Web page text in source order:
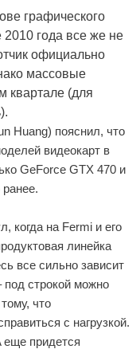
графического
2010 года все же не
официально
массовые
квартале (для
Huang) пояснил, что
видеокарт в
GeForce GTX 470 и
когда на Fermi и его
линейка
все сильно зависит
под строкой можно
что
с нагрузкой.
придется